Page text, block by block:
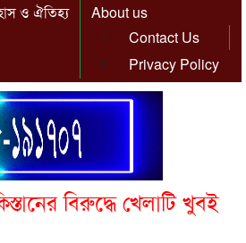
ও ঐতিহ্য
About us
Contact Us
Privacy Policy
বিরুদ্ধে খেলাটি খুবই